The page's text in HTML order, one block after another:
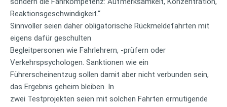
Reaktionsgeschwindigkeit.“
Sinnvoller seien daher obligatorische Rückmeldefahrten mit
eigens dafür geschulten
Begleitpersonen wie Fahrlehrern, -prüfern oder
Verkehrspsychologen. Sanktionen wie ein
Führerscheinentzug sollen damit aber nicht verbunden sein,
das Ergebnis geheim bleiben. In
zwei Testprojekten seien mit solchen Fahrten ermutigende